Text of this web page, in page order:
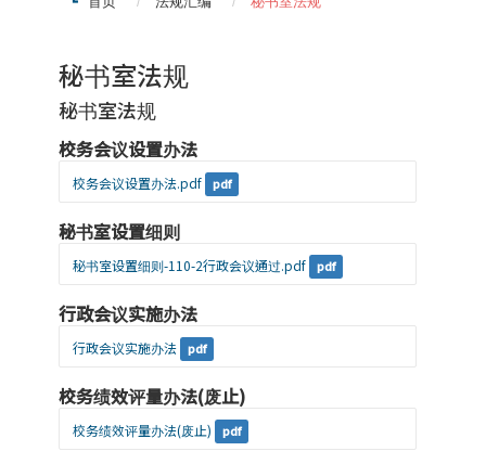
秘书室法规
秘书室法规
校务会议设置办法
校务会议设置办法.pdf pdf
秘书室设置细则
秘书室设置细则-110-2行政会议通过.pdf pdf
行政会议实施办法
行政会议实施办法 pdf
校务绩效评量办法(废止)
校务绩效评量办法(废止) pdf